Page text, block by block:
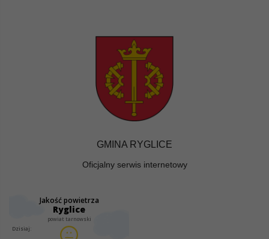
GMINA RYGLICE
Oficjalny serwis internetowy